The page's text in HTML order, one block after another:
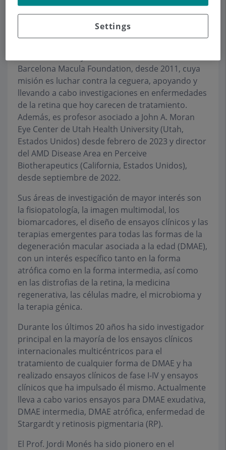
Desde 2007 es director del Institut de la Màcula
en Barcelona (Centro acreditado de la red de
excelencia en investigación, el European Vision
Barcelona Macula Foundation, desde 2011, cuya
misión es luchar contra la ceguera, apoyando y
llevando a cabo investigaciones en enfermedades
de la retina que hoy carecen de tratamiento.
Además, es profesor asociado a John A. Moran
Eye Center de Utah Health University (Utah,
Estados Unidos) desde febrero de 2023 y director
del AMD Disease Area en Perceive
Biotherapeutics (California, Estados Unidos),
desde septiembre de 2022.
Sus áreas de investigación de mayor interés son
la fisiopatología, la imagen multimodal, los
biomarcadores, el diseño de ensayos clínicos y las
terapias emergentes para todas las formas de la
degeneración macular asociada a la edad (DMAE),
con un interés específico tanto en la forma
atrófica como en la forma intermedia, así como
en las distrofias de la retina, la medicina
regenerativa, las células madre, el microbioma y
la terapia génica.
Durante los últimos 20 años ha sido investigador
principal en la mayoría de los ensayos clínicos
internacionales multicéntricos para el
tratamiento de cualquier forma de DMAE y ha
realizado ensayos clínicos de fase I-IV y ensayos
clínicos que ha impulsado él mismo. Actualmente
lleva a cabo varios ensayos para DMAE exudativa,
DMAE intermedia, DMAE atrófica, enfermedad de
Stargardt y retinosis pigmentaria (RP).
El Prof. Jordi Monés ha sido pionero en el
Settings